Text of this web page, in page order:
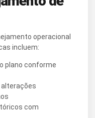
operacional
incluem:
plano conforme
alterações
com